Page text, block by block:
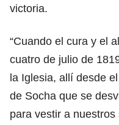
victoria.
“Cuando el cura y el
cuatro de julio de
la Iglesia, allí desde
de Socha que se
para vestir a nuestros